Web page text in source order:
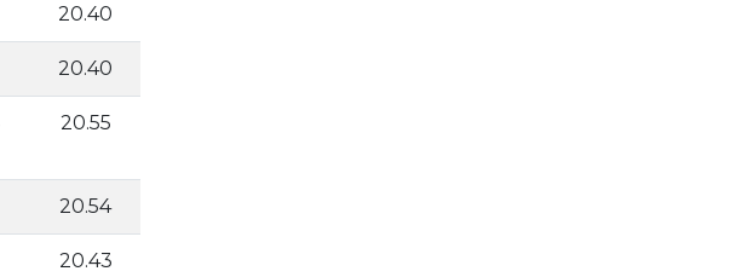
20.40
20.40
20.55
20.54
20.43